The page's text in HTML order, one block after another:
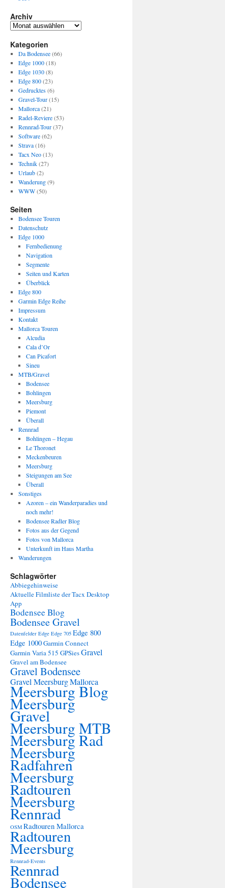
Archiv
Archiv
Kategorien
Da Bodensee(66)
Edge 1000(18)
Edge 1030(8)
Edge 800(23)
Gedrucktes(6)
Gravel-Tour(15)
Mallorca(21)
Radel-Reviere(53)
Rennrad-Tour(37)
Software(62)
Strava(16)
Tacx Neo(13)
Technik(27)
Urlaub(2)
Wanderung(9)
WWW(50)
Seiten
Bodensee Touren
Datenschutz
Edge 1000
Fernbedienung
Navigation
Segmente
Seiten und Karten
Überblick
Edge 800
Garmin Edge Reihe
Impressum
Kontakt
Mallorca Touren
Alcudia
Cala d’Or
Can Picafort
Sineu
MTB/Gravel
Bodensee
Bohlingen
Meersburg
Piemont
Überall
Rennrad
Bohlingen – Hegau
Le Thoronet
Meckenbeuren
Meersburg
Steigungen am See
Überall
Sonstiges
Azoren – ein Wanderparadies und
noch mehr!
Bodensee Radler Blog
Fotos aus der Gegend
Fotos von Mallorca
Unterkunft im Haus Martha
Wanderungen
Schlagwörter
Abbiegehinweise
Aktuelle Filmliste der Tacx Desktop
App
Bodensee Blog
Bodensee Gravel
Datenfelder Edge Edge 705 Edge 800
Edge 1000Garmin Connect
Garmin Varia 515 GPSiesGravel
Gravel am Bodensee
Gravel Bodensee
Gravel MeersburgMallorca
Meersburg Blog
Meersburg
Gravel
Meersburg MTB
Meersburg Rad
Meersburg
Radfahren
Meersburg
Radtouren
Meersburg
Rennrad
OSM Radtouren Mallorca
Radtouren
Meersburg
Rennrad-Events
Rennrad
Bodensee